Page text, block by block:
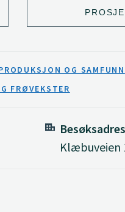
OG SAMFUNN
FRØVEKSTER
Klæbuveien